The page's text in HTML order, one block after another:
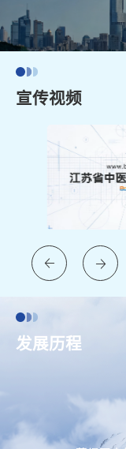
宣传视频
发展历程